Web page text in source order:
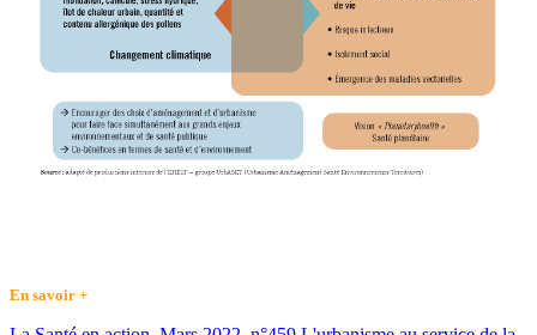
En savoir +